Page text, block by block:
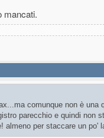
mancati.
comunque non è una
parecchio e quindi non
almeno per staccare un po'